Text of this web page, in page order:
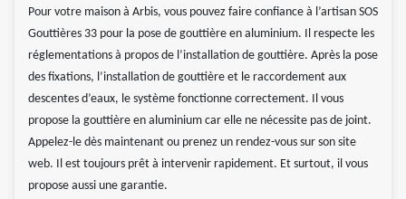
Pour votre maison à Arbis, vous pouvez faire confiance à l’artisan SOS
Gouttières 33 pour la pose de gouttière en aluminium. Il respecte les
réglementations à propos de l’installation de gouttière. Après la pose
des fixations, l’installation de gouttière et le raccordement aux
descentes d’eaux, le système fonctionne correctement. Il vous
propose la gouttière en aluminium car elle ne nécessite pas de joint.
Appelez-le dès maintenant ou prenez un rendez-vous sur son site
web. Il est toujours prêt à intervenir rapidement. Et surtout, il vous
propose aussi une garantie.